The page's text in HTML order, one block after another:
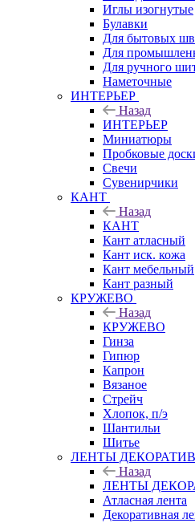
Иглы изогнутые
Булавки
Для бытовых
Для
Для ручного
Наметочные
ИНТЕРЬЕР
Назад
ИНТЕРЬЕР
Миниатюры
Пробковые
Свечи
Сувенирчики
КАНТ
Назад
КАНТ
Кант атласный
Кант иск. кожа
Кант мебельный
Кант разный
КРУЖЕВО
Назад
КРУЖЕВО
Гинза
Гипюр
Капрон
Вязаное
Стрейч
Хлопок, п/э
Шантильи
Шитье
ЛЕНТЫ
Назад
ЛЕНТЫ
Атласная лента
Декоративная